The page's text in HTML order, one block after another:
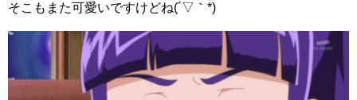
そこもまた可愛いですけどね(´▽｀*)